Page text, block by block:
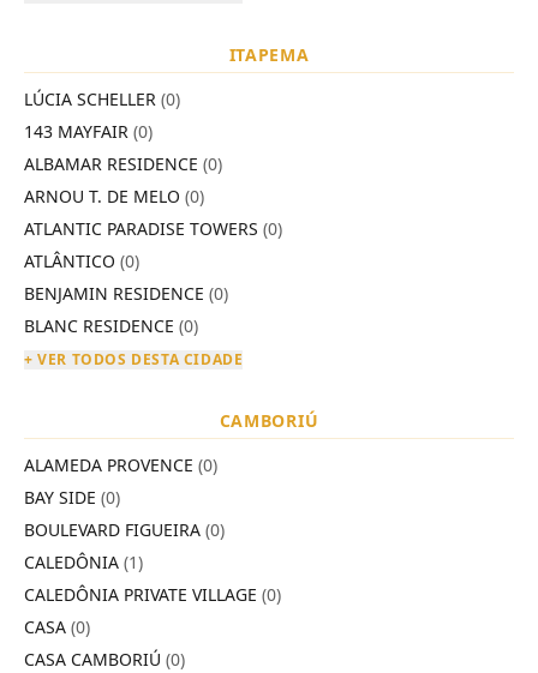
ITAPEMA
LÚCIA SCHELLER (0)
143 MAYFAIR (0)
ALBAMAR RESIDENCE (0)
ARNOU T. DE MELO (0)
ATLANTIC PARADISE TOWERS (0)
ATLÂNTICO (0)
BENJAMIN RESIDENCE (0)
BLANC RESIDENCE (0)
+ VER TODOS DESTA CIDADE
CAMBORIÚ
ALAMEDA PROVENCE (0)
BAY SIDE (0)
BOULEVARD FIGUEIRA (0)
CALEDÔNIA (1)
CALEDÔNIA PRIVATE VILLAGE (0)
CASA (0)
CASA CAMBORIÚ (0)